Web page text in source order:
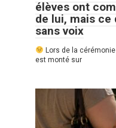
élèves ont
de lui, mais ce
sans voix
Lors de la
est monté sur